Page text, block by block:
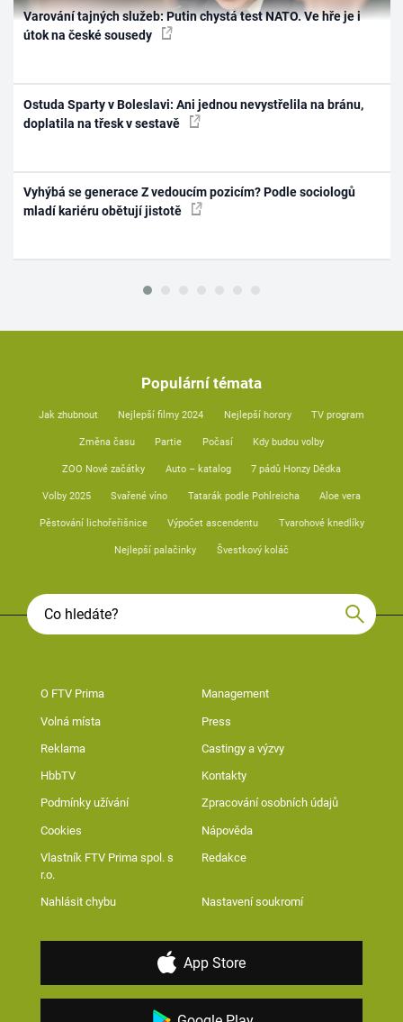
Varování tajných služeb: Putin chystá test NATO. Ve hře je i
útok na české sousedy
Ostuda Sparty v Boleslavi: Ani jednou nevystřelila na bránu,
doplatila na třesk v sestavě
Vyhýbá se generace Z vedoucím pozicím? Podle sociologů
mladí kariéru obětují jistotě
Populární témata
Jak zhubnout Nejlepší filmy 2024 Nejlepší horory TV program
Změna času Partie Počasí Kdy budou volby
ZOO Nové začátky Auto – katalog 7 pádů Honzy Dědka
Volby 2025 Svařené víno Tatarák podle Pohlreicha Aloe vera
Pěstování lichořeřišnice Výpočet ascendentu Tvarohové knedlíky
Nejlepší palačinky Švestkový koláč
O FTV Prima Management
Volná místa Press
Reklama Castingy a výzvy
HbbTV Kontakty
Podmínky užívání Zpracování osobních údajů
Cookies Nápověda
Vlastník FTV Prima spol. s
r.o.
Redakce
Nahlásit chybu Nastavení soukromí
App Store